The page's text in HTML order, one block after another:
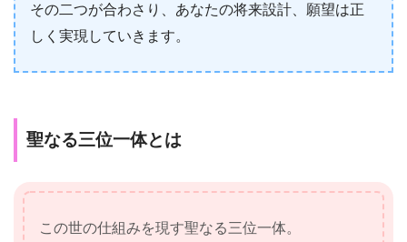
その二つが合わさり、あなたの将来設計、願望は正
しく実現していきます。
聖なる三位一体とは
この世の仕組みを現す聖なる三位一体。